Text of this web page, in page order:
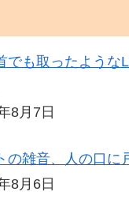
でも取ったような
8月7日
の雑音、人の口に
8月6日